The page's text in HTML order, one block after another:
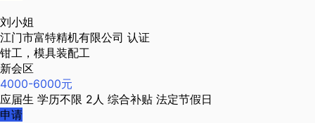
刘小姐
江门市富特精机有限公司 认证
钳工，模具装配工
新会区
4000-6000元
应届生 学历不限 2人 综合补贴 法定节假日
申请